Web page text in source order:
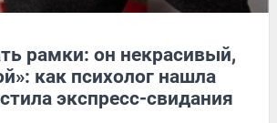
рамки: он некрасивый,
как психолог нашла
экспресс-свидания